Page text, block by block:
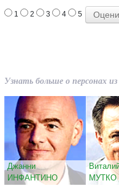
1 2 3 4 5
Узнать больше о персонах
Джанни
ИНФАНТИНО
МУТКО